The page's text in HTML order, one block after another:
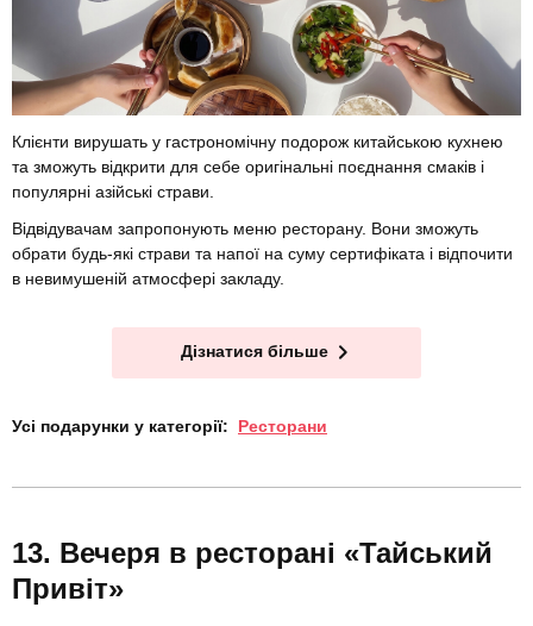
Клієнти вирушать у гастрономічну подорож китайською кухнею
та зможуть відкрити для себе оригінальні поєднання смаків і
популярні азійські страви.
Відвідувачам запропонують меню ресторану. Вони зможуть
обрати будь-які страви та напої на суму сертифіката і відпочити
в невимушеній атмосфері закладу.
Дізнатися більше
Усі подарунки у категорії: Ресторани
Вечеря в ресторані «Тайський
Привіт»